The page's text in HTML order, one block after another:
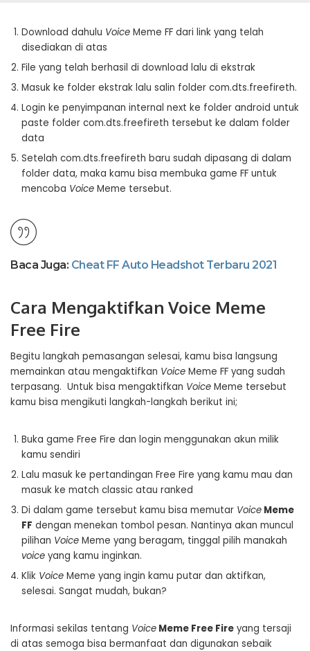
Download dahulu Voice Meme FF dari link yang telah
disediakan di atas
File yang telah berhasil di download lalu di ekstrak
Masuk ke folder ekstrak lalu salin folder com.dts.freefireth.
Login ke penyimpanan internal next ke folder android untuk
paste folder com.dts.freefireth tersebut ke dalam folder
data
Setelah com.dts.freefireth baru sudah dipasang di dalam
folder data, maka kamu bisa membuka game FF untuk
mencoba Voice Meme tersebut.
Baca Juga: Cheat FF Auto Headshot Terbaru 2021
Cara Mengaktifkan Voice Meme
Free Fire
Begitu langkah pemasangan selesai, kamu bisa langsung
memainkan atau mengaktifkan Voice Meme FF yang sudah
terpasang. Untuk bisa mengaktifkan Voice Meme tersebut
kamu bisa mengikuti langkah-langkah berikut ini;
Buka game Free Fire dan login menggunakan akun milik
kamu sendiri
Lalu masuk ke pertandingan Free Fire yang kamu mau dan
masuk ke match classic atau ranked
Di dalam game tersebut kamu bisa memutar Voice Meme
FF dengan menekan tombol pesan. Nantinya akan muncul
pilihan Voice Meme yang beragam, tinggal pilih manakah
voice yang kamu inginkan.
Klik Voice Meme yang ingin kamu putar dan aktifkan,
selesai. Sangat mudah, bukan?
Informasi sekilas tentang Voice Meme Free Fire yang tersaji
di atas semoga bisa bermanfaat dan digunakan sebaik